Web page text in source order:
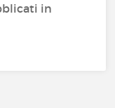
in